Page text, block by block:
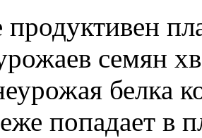
продуктивен
семян
белка
попадает в